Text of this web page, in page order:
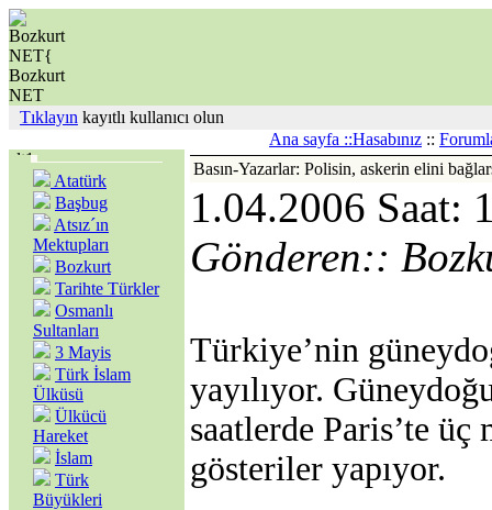
Tıklayın kayıtlı kullanıcı olun
Ana sayfa ::Hasabınız ::
Atatürk
Başbug
Atsız´ın
Mektupları
Bozkurt
Tarihte Türkler
Osmanlı
Sultanları
3 Mayis
Türk İslam
Ülküsü
Ülkücü
Hareket
İslam
Türk
Büyükleri
Basın-Yazarlar: Polisin, askerin elini
1.04.2006 Saat:
Gönderen::
Türkiye’nin
yayılıyor.
saatlerde Paris’te
gösteriler yapıyor.